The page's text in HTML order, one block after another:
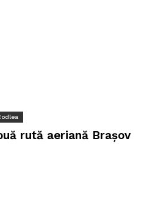
rută aeriană Brașov